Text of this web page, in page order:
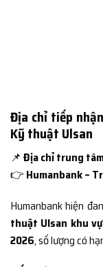
Địa chỉ tiếp
Kỹ thuật Ulsan
📌 Địa chỉ trung
👉 Humanbank –
Humanbank hiện
thuật Ulsan khu
2026, số lượng có